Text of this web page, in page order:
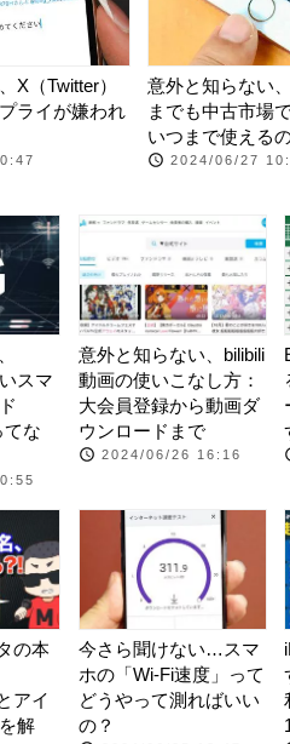
X（Twitter）
ライが嫌われ
意外と知らない
までも中古市場
いつまで使える
2024/06/27
スマ
てな
意外と知らない、bilibili
動画の使いこなし方：
大会員登録から動画ダ
ウンロードまで
2024/06/26 16:16
の本
アイ
解
今さら聞けない…スマ
ホの「Wi-Fi速度」って
どうやって測ればいい
の？